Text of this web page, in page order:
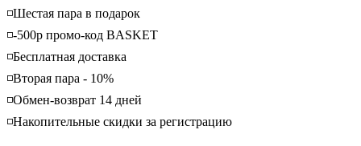
◽️Шестая пара в подарок
◽️-500р промо-код BASKET
◽️Бесплатная доставка
◽️Вторая пара - 10%
◽️Обмен-возврат 14 дней
◽️Накопительные скидки за регистрацию